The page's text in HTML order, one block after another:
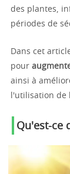
des plantes,
périodes de
Dans cet
pour
ainsi à
l'utilisation de
Qu'est-ce